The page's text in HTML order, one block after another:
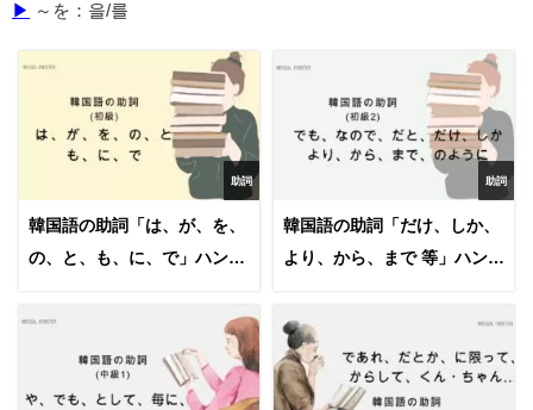
▶ ～を：을/를
助詞
韓国語の助詞「は、が、を、
の、と、も、に、で」ハン検
助詞
韓国語の助詞「だけ、しか、
より、から、まで 等」ハン検